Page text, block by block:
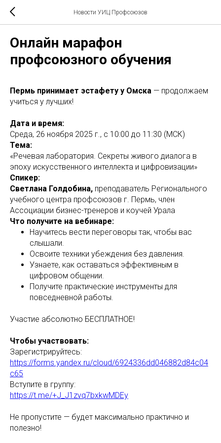
Новости УИЦ Профсоюзов
Онлайн марафон
профсоюзного обучения
Пермь принимает эстафету у Омска — продолжаем
учиться у лучших!
Дата и время:
Среда, 26 ноября 2025 г., с 10:00 до 11:30 (МСК)
Тема:
«Речевая лаборатория. Секреты живого диалога в
эпоху искусственного интеллекта и цифровизации»
Спикер:
Светлана Голдобина, преподаватель Регионального
учебного центра профсоюзов г. Пермь, член
Ассоциации бизнес-тренеров и коучей Урала
Что получите на вебинаре:
Научитесь вести переговоры так, чтобы вас
слышали.
Освоите техники убеждения без давления.
Узнаете, как оставаться эффективным в
цифровом общении.
Получите практические инструменты для
повседневной работы.
Участие абсолютно БЕСПЛАТНОЕ!
Чтобы участвовать:
Зарегистрируйтесь:
https://forms.yandex.ru/cloud/6924336dd046882d84c04
c65
Вступите в группу:
https://t.me/+J_J1zvq7bxkwMDEy
Не пропустите — будет максимально практично и
полезно!